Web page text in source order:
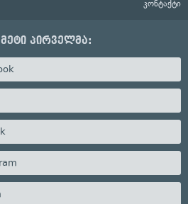
კონტაქტი
მეტი პირველმა: